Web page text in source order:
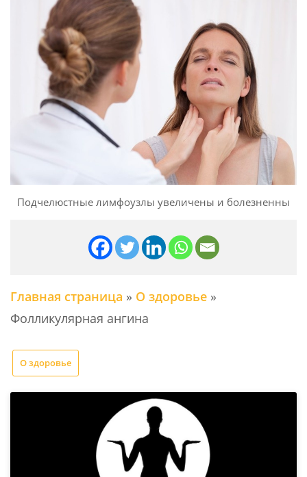
Подчелюстные лимфоузлы увеличены и болезненны
Главная страница » О здоровье »
Фолликулярная ангина
О здоровье